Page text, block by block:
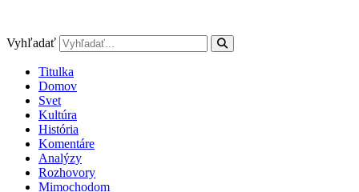
obsah
Vyhľadať
Titulka
Domov
Svet
Kultúra
História
Komentáre
Analýzy
Rozhovory
Mimochodom